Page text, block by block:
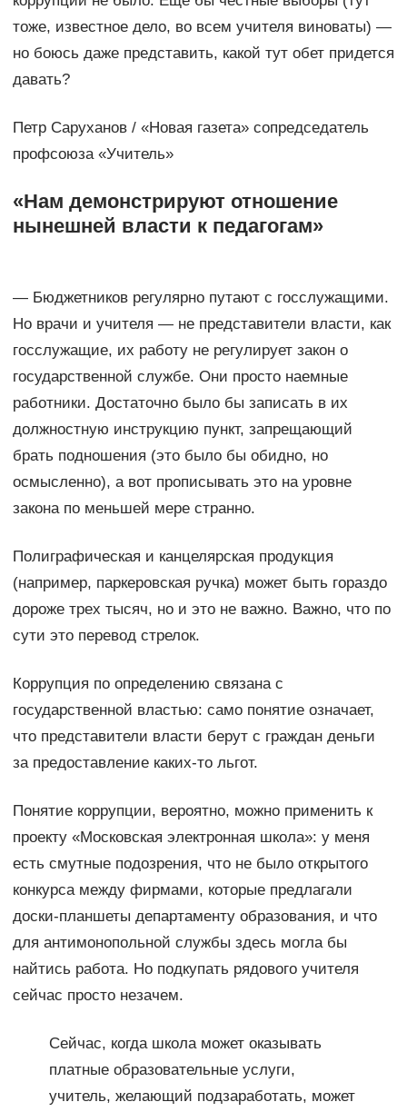
тоже, известное дело, во всем учителя виноваты) —
но боюсь даже представить, какой тут обет придется
давать?
Петр Саруханов / «Новая газета» сопредседатель
профсоюза «Учитель»
«Нам демонстрируют отношение
нынешней власти к педагогам»
— Бюджетников регулярно путают с госслужащими.
Но врачи и учителя — не представители власти, как
госслужащие, их работу не регулирует закон о
государственной службе. Они просто наемные
работники. Достаточно было бы записать в их
должностную инструкцию пункт, запрещающий
брать подношения (это было бы обидно, но
осмысленно), а вот прописывать это на уровне
закона по меньшей мере странно.
Полиграфическая и канцелярская продукция
(например, паркеровская ручка) может быть гораздо
дороже трех тысяч, но и это не важно. Важно, что по
сути это перевод стрелок.
Коррупция по определению связана с
государственной властью: само понятие означает,
что представители власти берут с граждан деньги
за предоставление каких-то льгот.
Понятие коррупции, вероятно, можно применить к
проекту «Московская электронная школа»: у меня
есть смутные подозрения, что не было открытого
конкурса между фирмами, которые предлагали
доски-планшеты департаменту образования, и что
для антимонопольной службы здесь могла бы
найтись работа. Но подкупать рядового учителя
сейчас просто незачем.
Сейчас, когда школа может оказывать
платные образовательные услуги,
учитель, желающий подзаработать, может